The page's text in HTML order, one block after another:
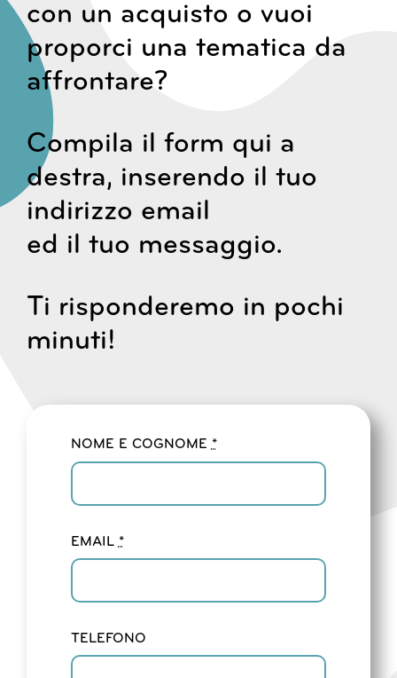
con un acquisto o vuoi
proporci una tematica da
affrontare?
Compila il form qui a
destra, inserendo il tuo
indirizzo email
ed il tuo messaggio.
Ti risponderemo in pochi
minuti!
NOME E COGNOME *
EMAIL *
TELEFONO